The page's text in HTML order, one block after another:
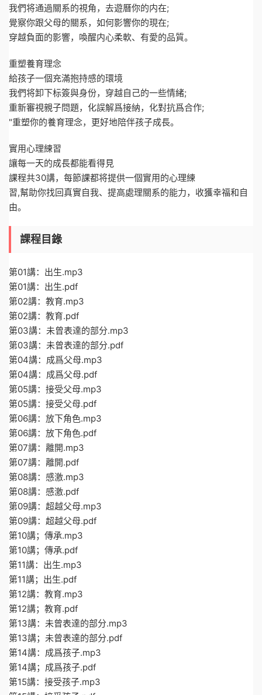
我們将通過關系的視角，去遊曆你的内在;
覺察你跟父母的關系，如何影響你的現在;
穿越負面的影響，喚醒内心柔軟、有愛的品質。
重塑養育理念
給孩子一個充滿抱持感的環境
我們将卸下标簽與身份，穿越自己的一些情緒;
重新審視親子問題，化誤解爲接納，化對抗爲合作;
"重塑你的養育理念，更好地陪伴孩子成長。
實用心理練習
讓每一天的成長都能看得見
課程共30講，每節課都将提供一個實用的心理練
習,幫助你找回真實自我、提高處理關系的能力，收獲幸福和自
由。
課程目錄
第01講：出生.mp3
第01講：出生.pdf
第02講：教育.mp3
第02講：教育.pdf
第03講：未曾表達的部分.mp3
第03講：未曾表達的部分.pdf
第04講：成爲父母.mp3
第04講：成爲父母.pdf
第05講：接受父母.mp3
第05講：接受父母.pdf
第06講：放下角色.mp3
第06講：放下角色.pdf
第07講：離開.mp3
第07講：離開.pdf
第08講：感激.mp3
第08講：感激.pdf
第09講：超越父母.mp3
第09講：超越父母.pdf
第10講；傳承.mp3
第10講；傳承.pdf
第11講：出生.mp3
第11講；出生.pdf
第12講：教育.mp3
第12講；教育.pdf
第13講：未曾表達的部分.mp3
第13講；未曾表達的部分.pdf
第14講：成爲孩子.mp3
第14講；成爲孩子.pdf
第15講：接受孩子.mp3